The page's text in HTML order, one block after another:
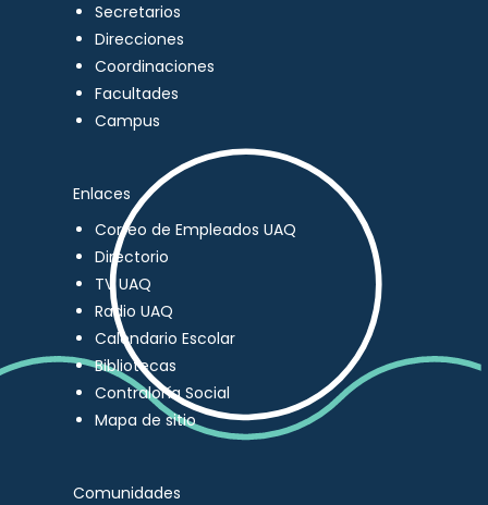
Secretarios
Direcciones
Coordinaciones
Facultades
Campus
Enlaces
Correo de Empleados UAQ
Directorio
TV UAQ
Radio UAQ
Calendario Escolar
Bibliotecas
Contraloría Social
Mapa de sitio
Comunidades